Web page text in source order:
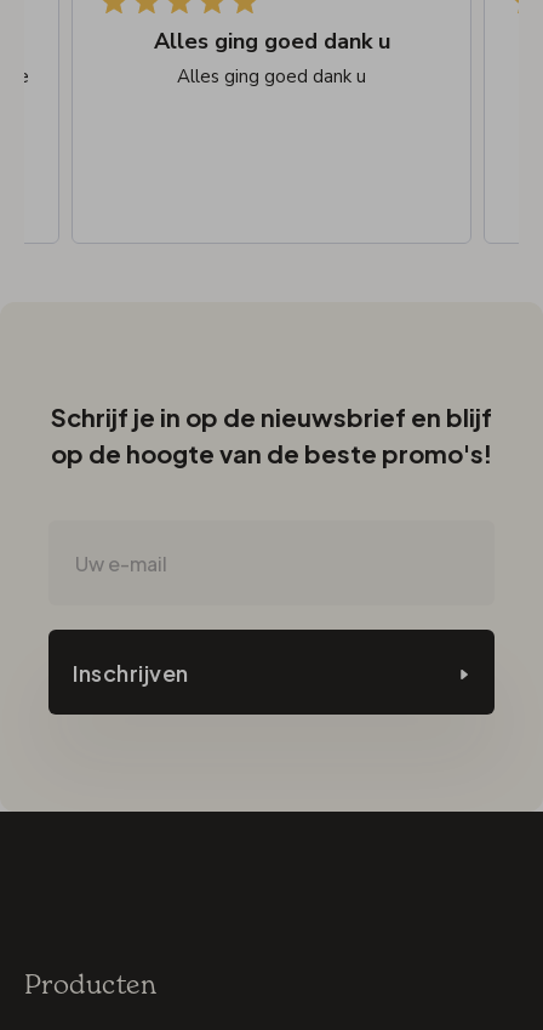
Alles ging goed dank u
Alles ging goed dank u
Schrijf je in op de nieuwsbrief en blijf
op de hoogte van de beste promo's!
Inschrijven
Producten